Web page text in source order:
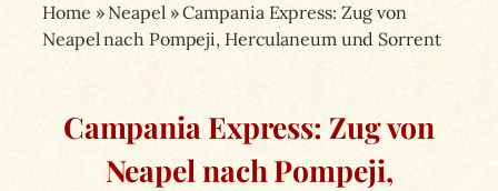
Home » Neapel»Campania Express: Zug von
Neapel nach Pompeji, Herculaneum und Sorrent
Campania Express: Zug von
Neapel nach Pompeji,